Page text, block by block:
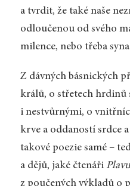
a tvrdit, že také naše
odloučenou od svého
milence, nebo třeba
Z dávných básnických
králů, o střetech
i nestvůrnými, o
krve a oddaností srdce
takové poezie samé –
a dějů, jaké čtenáři Plavu
z poučených výkladů o